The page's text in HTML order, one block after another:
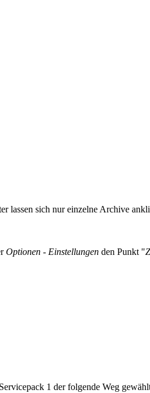
lassen sich nur einzelne Archive
Optionen - Einstellungen den Punkt "
1 der folgende Weg